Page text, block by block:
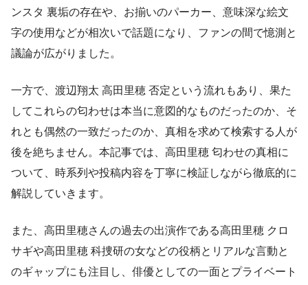
ンスタ 裏垢の存在や、お揃いのパーカー、意味深な絵文
字の使用などが相次いで話題になり、ファンの間で憶測と
議論が広がりました。
一方で、渡辺翔太 高田里穂 否定という流れもあり、果た
してこれらの匂わせは本当に意図的なものだったのか、そ
れとも偶然の一致だったのか、真相を求めて検索する人が
後を絶ちません。本記事では、高田里穂 匂わせの真相に
ついて、時系列や投稿内容を丁寧に検証しながら徹底的に
解説していきます。
また、高田里穂さんの過去の出演作である高田里穂 クロ
サギや高田里穂 科捜研の女などの役柄とリアルな言動と
のギャップにも注目し、俳優としての一面とプライベート